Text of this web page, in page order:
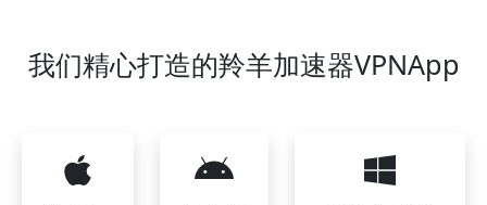
我们精心打造的羚羊加速器VPNApp